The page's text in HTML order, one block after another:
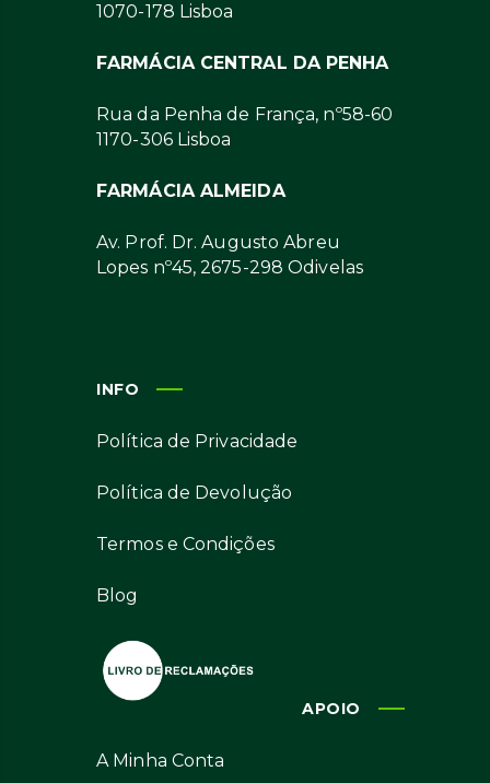
1070-178 Lisboa
FARMÁCIA CENTRAL DA PENHA
Rua da Penha de França, nº58-60
1170-306 Lisboa
FARMÁCIA ALMEIDA
Av. Prof. Dr. Augusto Abreu
Lopes nº45, 2675-298 Odivelas
INFO
Política de Privacidade
Política de Devolução
Termos e Condições
Blog
APOIO
A Minha Conta